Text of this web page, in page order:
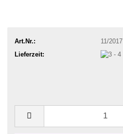
Art.Nr.:
11/2017
Lieferzeit: